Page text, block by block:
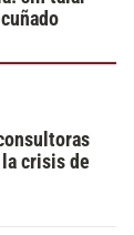
crisis de